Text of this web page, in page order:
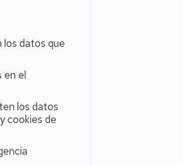
los datos que
en el
los datos
cookies de